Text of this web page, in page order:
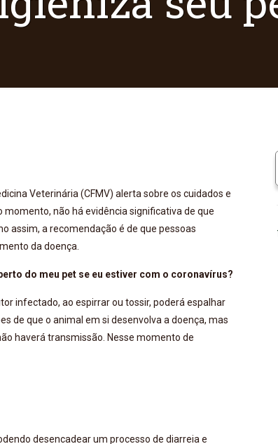
Veterinária (CFMV) alerta sobre os cuidados e
momento, não há evidência significativa de que
assim, a recomendação é de que pessoas
da doença.
do meu pet se eu estiver com o coronavírus?
infectado, ao espirrar ou tossir, poderá espalhar
de que o animal em si desenvolva a doença, mas
haverá transmissão. Nesse momento de
desencadear um processo de diarreia e